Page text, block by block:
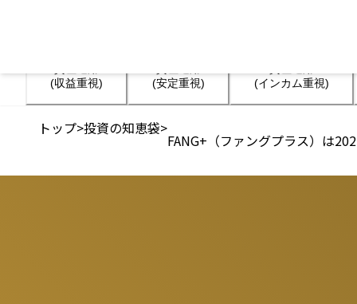
(収益重視)
(安定重視)
(インカム重視)
トップ>投資の知恵袋>
FANG+（ファングプラス）は